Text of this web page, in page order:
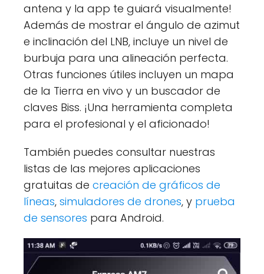
antena y la app te guiará visualmente!
Además de mostrar el ángulo de azimut
e inclinación del LNB, incluye un nivel de
burbuja para una alineación perfecta.
Otras funciones útiles incluyen un mapa
de la Tierra en vivo y un buscador de
claves Biss. ¡Una herramienta completa
para el profesional y el aficionado!
También puedes consultar nuestras
listas de las mejores aplicaciones
gratuitas de creación de gráficos de
líneas, simuladores de drones, y prueba
de sensores para Android.